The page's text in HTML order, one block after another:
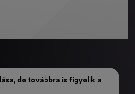
de továbbra is figyelik a